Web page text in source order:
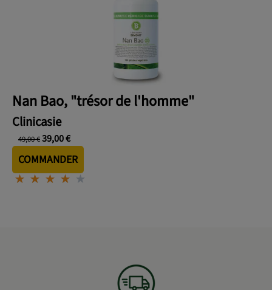
Nan Bao, "trésor de l'homme"
Clinicasie
49,00 €39,00 €
COMMANDER
⋆⋆⋆⋆⋆
⋆⋆⋆⋆⋆